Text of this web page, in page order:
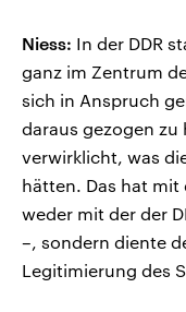
Niess: In der DDR
ganz im Zentrum
sich in Anspruch
daraus gezogen zu
verwirklicht, was
hätten. Das hat mit
weder mit der der
–, sondern diente
Legitimierung des